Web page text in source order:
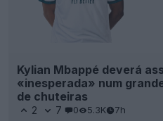
Kylian Mbappé deverá
«inesperada» num
de chuteiras
2 7 0 5.3K 7h